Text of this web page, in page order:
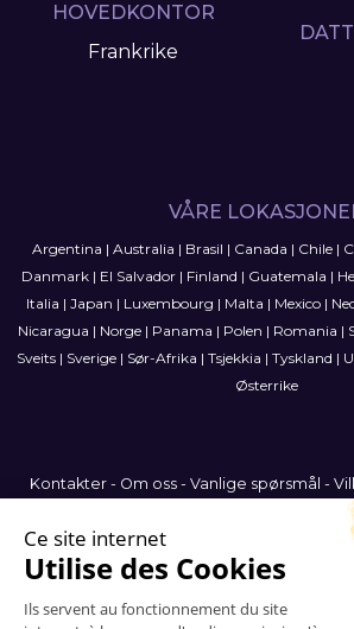
HOVEDKONTOR
Frankrike
VÅRE
Argentina | Australia | Brasil | Canada | Chile|
Danmark | El Salvador | Finland | Guatemala |
Italia | Japan | Luxembourg | Malta | Mexico|
Nicaragua | Norge| Panama | Polen | Romania |
Sveits| Sverige| Sør-Afrika | Tsjekkia | Tyskland |
Østerrike
Kontakter - Om oss - Vanlige spørsmål -